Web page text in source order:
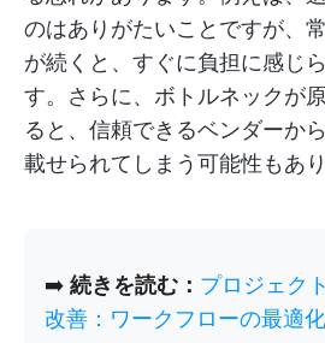
のはありがたいことですが、
が続くと、すぐに負担に感じ
す。さらに、ボトルネックが
ると、信頼できるベンダーか
載せられてしまう可能性もあり
➡️ 続きを読む： プロジェク
改善：ワークフローの最適化